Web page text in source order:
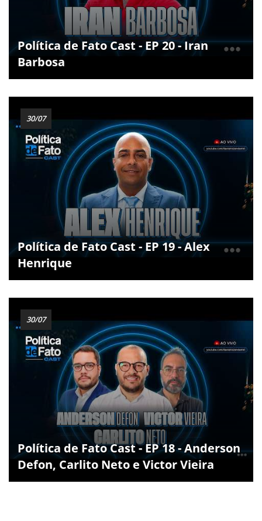
Política de Fato Cast - EP 20 - Iran
Barbosa
30/07
Política de Fato Cast - EP 19 - Alex
Henrique
30/07
Política de Fato Cast - EP 18 - Anderson
Defon, Carlito Neto e Victor Vieira